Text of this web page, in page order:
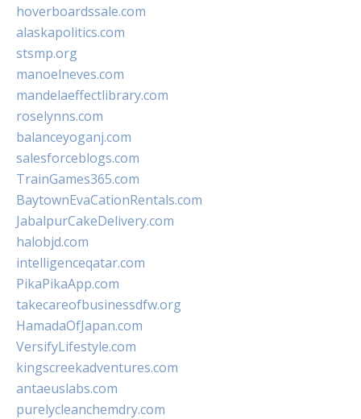
hoverboardssale.com
alaskapolitics.com
stsmp.org
manoelneves.com
mandelaeffectlibrary.com
roselynns.com
balanceyoganj.com
salesforceblogs.com
TrainGames365.com
BaytownEvaCationRentals.com
JabalpurCakeDelivery.com
halobjd.com
intelligenceqatar.com
PikaPikaApp.com
takecareofbusinessdfw.org
HamadaOfJapan.com
VersifyLifestyle.com
kingscreekadventures.com
antaeuslabs.com
purelycleanchemdry.com